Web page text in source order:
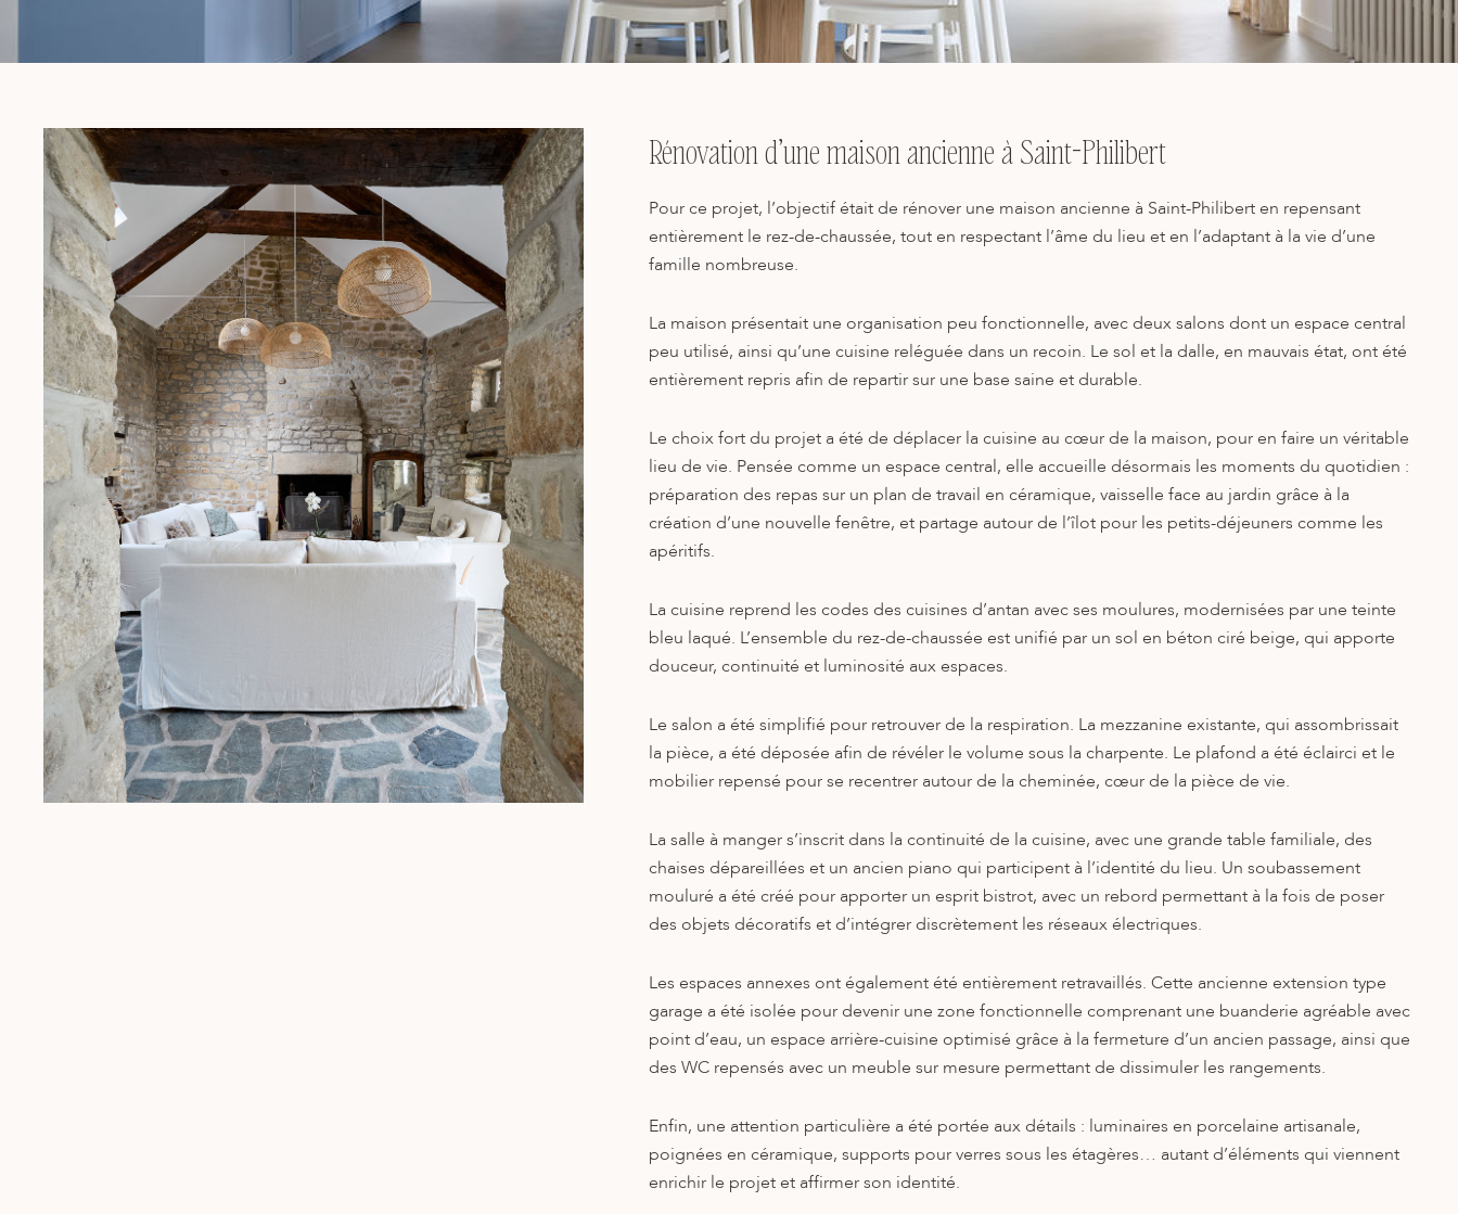
Rénovation d’une maison ancienne à Saint-Philibert
Pour ce projet, l’objectif était de rénover une maison ancienne à Saint-Philibert en repensant
entièrement le rez-de-chaussée, tout en respectant l’âme du lieu et en l’adaptant à la vie d’une
famille nombreuse.
La maison présentait une organisation peu fonctionnelle, avec deux salons dont un espace central
peu utilisé, ainsi qu’une cuisine reléguée dans un recoin. Le sol et la dalle, en mauvais état, ont été
entièrement repris afin de repartir sur une base saine et durable.
Le choix fort du projet a été de déplacer la cuisine au cœur de la maison, pour en faire un véritable
lieu de vie. Pensée comme un espace central, elle accueille désormais les moments du quotidien :
préparation des repas sur un plan de travail en céramique, vaisselle face au jardin grâce à la
création d’une nouvelle fenêtre, et partage autour de l’îlot pour les petits-déjeuners comme les
apéritifs.
La cuisine reprend les codes des cuisines d’antan avec ses moulures, modernisées par une teinte
bleu laqué. L’ensemble du rez-de-chaussée est unifié par un sol en béton ciré beige, qui apporte
douceur, continuité et luminosité aux espaces.
Le salon a été simplifié pour retrouver de la respiration. La mezzanine existante, qui assombrissait
la pièce, a été déposée afin de révéler le volume sous la charpente. Le plafond a été éclairci et le
mobilier repensé pour se recentrer autour de la cheminée, cœur de la pièce de vie.
La salle à manger s’inscrit dans la continuité de la cuisine, avec une grande table familiale, des
chaises dépareillées et un ancien piano qui participent à l’identité du lieu. Un soubassement
mouluré a été créé pour apporter un esprit bistrot, avec un rebord permettant à la fois de poser
des objets décoratifs et d’intégrer discrètement les réseaux électriques.
Les espaces annexes ont également été entièrement retravaillés. Cette ancienne extension type
garage a été isolée pour devenir une zone fonctionnelle comprenant une buanderie agréable avec
point d’eau, un espace arrière-cuisine optimisé grâce à la fermeture d’un ancien passage, ainsi que
des WC repensés avec un meuble sur mesure permettant de dissimuler les rangements.
Enfin, une attention particulière a été portée aux détails : luminaires en porcelaine artisanale,
poignées en céramique, supports pour verres sous les étagères… autant d’éléments qui viennent
enrichir le projet et affirmer son identité.